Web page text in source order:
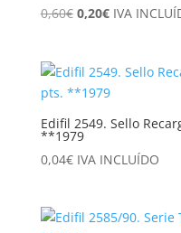
0,60€ El
era:
0,60€.
0,20€El
es:
0,20€.
IVA
Edifil 2549. Sello
**1979
0,04€ IVA INCLUÍDO